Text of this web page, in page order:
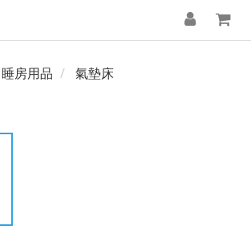
睡房用品 氣墊床